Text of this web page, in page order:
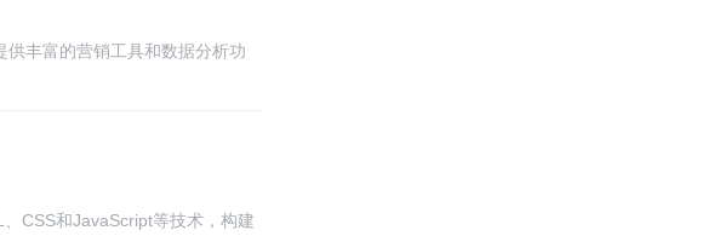
丰富的营销工具和数据分析功
商城系统还拥有强大的安全保
CSS和JavaScript等技术，构建